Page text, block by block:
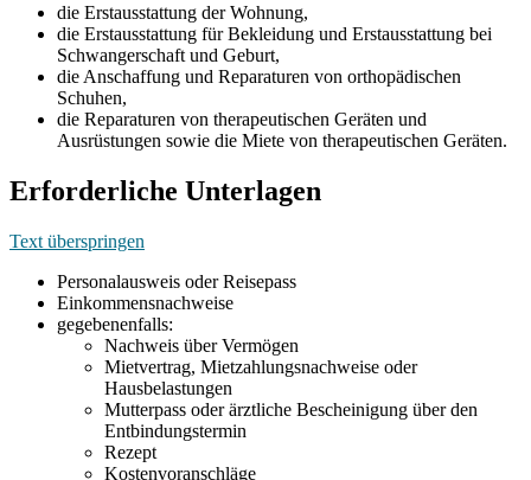
die Erstausstattung der Wohnung,
die Erstausstattung für Bekleidung und Erstausstattung bei
Schwangerschaft und Geburt,
die Anschaffung und Reparaturen von orthopädischen
Schuhen,
die Reparaturen von therapeutischen Geräten und
Ausrüstungen sowie die Miete von therapeutischen Geräten.
Erforderliche Unterlagen
Text überspringen
Personalausweis oder Reisepass
Einkommensnachweise
gegebenenfalls:
Nachweis über Vermögen
Mietvertrag, Mietzahlungsnachweise oder
Hausbelastungen
Mutterpass oder ärztliche Bescheinigung über den
Entbindungstermin
Rezept
Kostenvoranschläge